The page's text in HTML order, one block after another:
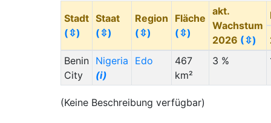
Stadt
(⇳)
Staat
(⇳)
Region
(⇳)
Fläche
(⇳)
akt.
Wachstum
2026 (⇳)
Benin
City
Nigeria
(i)
Edo
467
km²
3 %
(Keine Beschreibung verfügbar)